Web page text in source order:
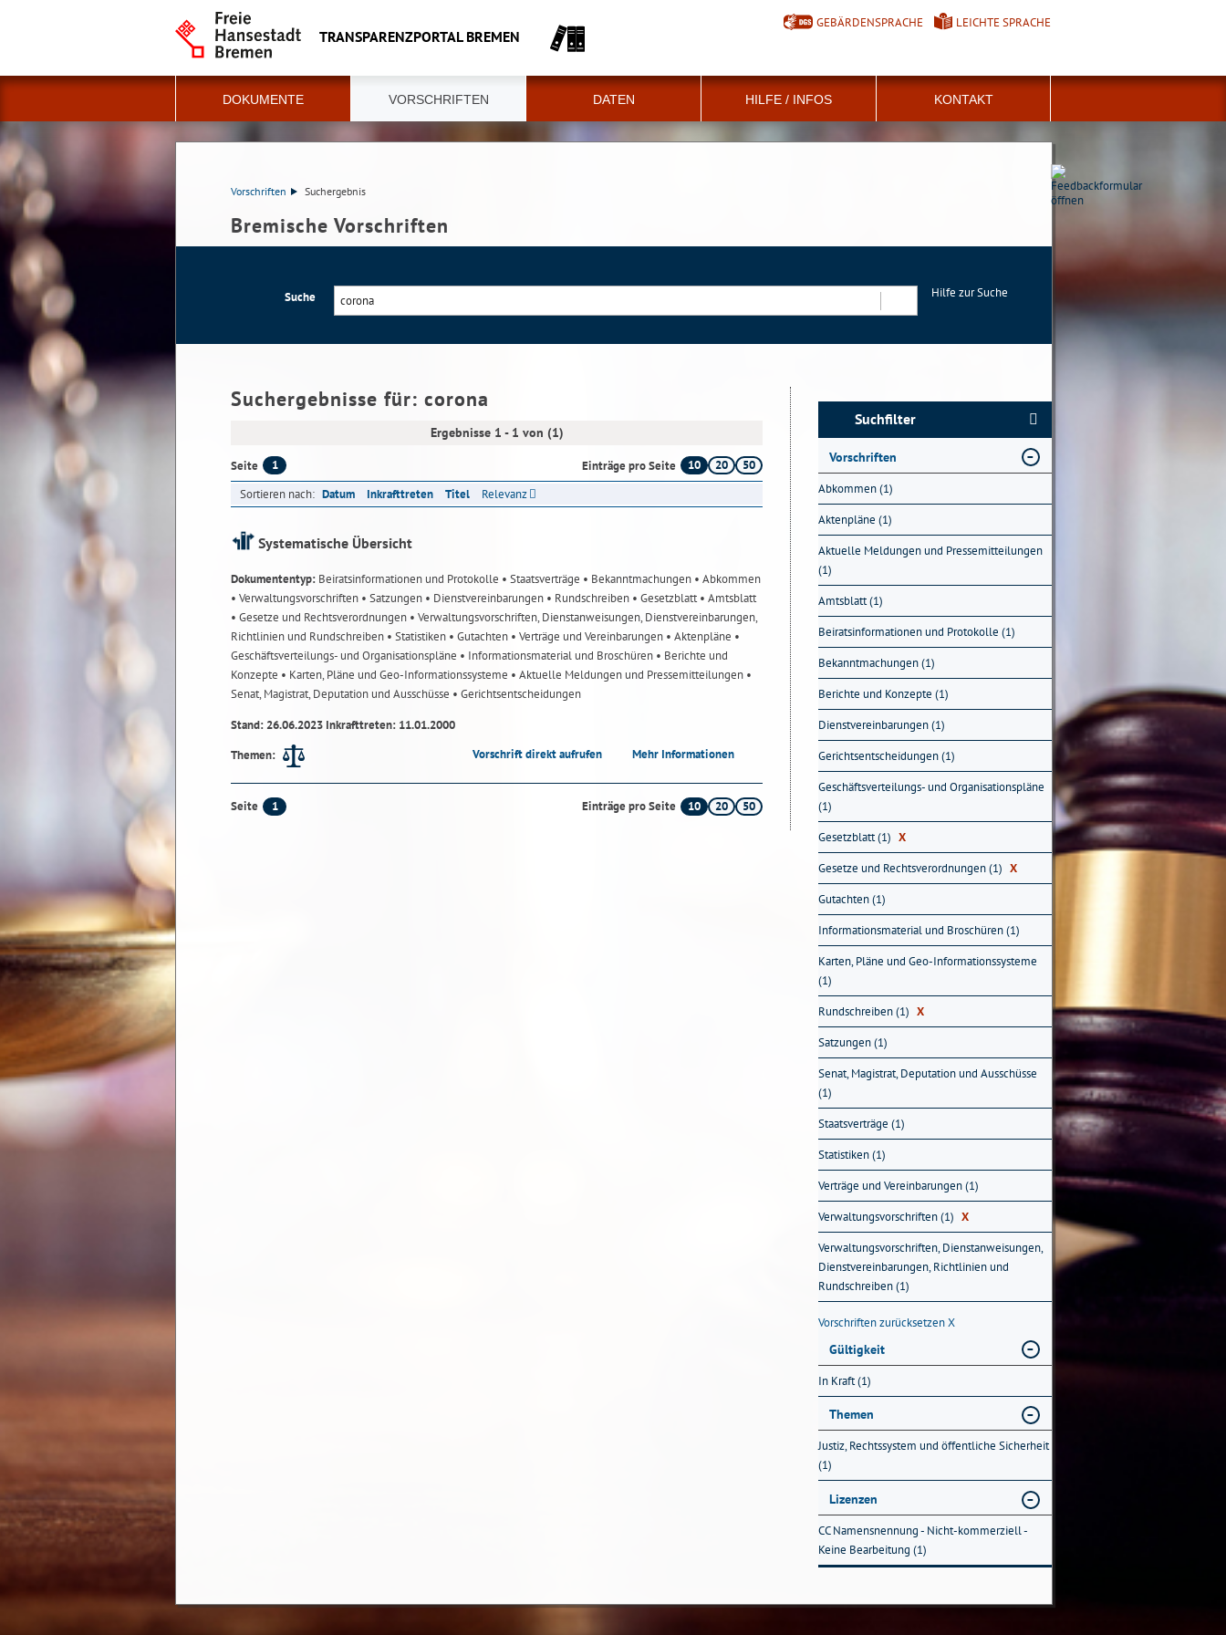
TRANSPARENZPORTAL BREMEN
GEBÄRDENSPRACHE LEICHTE SPRACHE
DOKUMENTE VORSCHRIFTEN DATEN HILFE / INFOS KONTAKT
Vorschriften Suchergebnis
Bremische Vorschriften
Suche
Hilfe zur Suche
Suchergebnisse für: corona
Ergebnisse 1 - 1 von (1)
Seite 1 Einträge pro Seite 10 20
50
Sortieren nach: Datum Inkrafttreten Titel Relevanz
Systematische Übersicht
Dokumententyp: Beiratsinformationen und Protokolle • Staatsverträge • Bekanntmachungen • Abkommen
• Verwaltungsvorschriften • Satzungen • Dienstvereinbarungen • Rundschreiben • Gesetzblatt• Amtsblatt
• Gesetze und Rechtsverordnungen • Verwaltungsvorschriften, Dienstanweisungen, Dienstvereinbarungen,
Richtlinien und Rundschreiben • Statistiken • Gutachten • Verträge und Vereinbarungen • Aktenpläne •
Geschäftsverteilungs- und Organisationspläne • Informationsmaterial und Broschüren • Berichte und
Konzepte • Karten, Pläne und Geo-Informationssysteme • Aktuelle Meldungen und Pressemitteilungen •
Senat, Magistrat, Deputation und Ausschüsse • Gerichtsentscheidungen
Stand: 26.06.2023 Inkrafttreten: 11.01.2000
Themen:
Vorschrift direkt aufrufen Mehr Informationen
Seite 1 Einträge pro Seite 10 20 50
Suchfilter
Vorschriften
Abkommen (1)
Aktenpläne (1)
Aktuelle Meldungen und Pressemitteilungen
(1)
Amtsblatt (1)
Beiratsinformationen und Protokolle (1)
Bekanntmachungen (1)
Berichte und Konzepte (1)
Dienstvereinbarungen (1)
Gerichtsentscheidungen (1)
Geschäftsverteilungs- und Organisationspläne
(1)
Gesetzblatt (1) X
Gesetze und Rechtsverordnungen (1) X
Gutachten (1)
Informationsmaterial und Broschüren (1)
Karten, Pläne und Geo-Informationssysteme
(1)
Rundschreiben (1) X
Satzungen (1)
Senat, Magistrat, Deputation und Ausschüsse
(1)
Staatsverträge (1)
Statistiken (1)
Verträge und Vereinbarungen (1)
Verwaltungsvorschriften (1) X
Verwaltungsvorschriften, Dienstanweisungen,
Dienstvereinbarungen, Richtlinien und
Rundschreiben (1)
Vorschriften zurücksetzenX
Gültigkeit
In Kraft (1)
Themen
Justiz, Rechtssystem und öffentliche Sicherheit
(1)
Lizenzen
CC Namensnennung - Nicht-kommerziell -
Keine Bearbeitung (1)